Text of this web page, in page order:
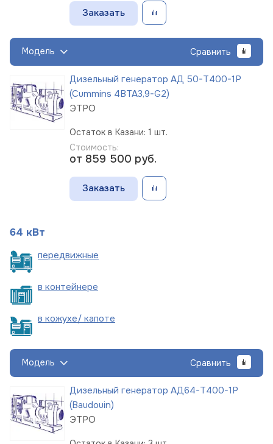
Заказать
Модель Сравнить
Дизельный генератор АД 50-Т400-1Р
(Cummins 4BTA3,9-G2)
ЭТРО
Остаток в Казани: 1 шт.
Стоимость:
от 859 500 руб.
Заказать
64 кВт
передвижные
в контейнере
в кожухе/ капоте
Модель Сравнить
Дизельный генератор АД64-Т400-1Р
(Baudouin)
ЭТРО